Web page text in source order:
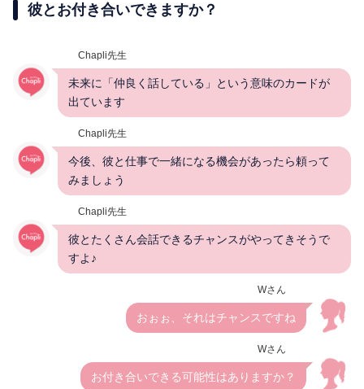
彼とお付き合いできますか？
Chapli先生
未来に「仲良く話している」という意味のカードが
出ています
Chapli先生
今後、彼と仕事で一緒になる機会があったら頼って
みましょう
Chapli先生
彼とたくさん会話できるチャンスがやってきそうで
すよ♪
Wさん
おぉぉ、それはチャンスですね
Wさん
お付き合いできる可能性はありますか？